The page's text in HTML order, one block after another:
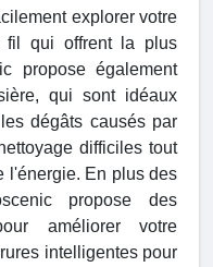
explorer votre
fil qui offrent la plus
propose également
qui sont idéaux
dégâts causés par
difficiles tout
l'énergie. En plus des
propose des
améliorer votre
intelligentes pour